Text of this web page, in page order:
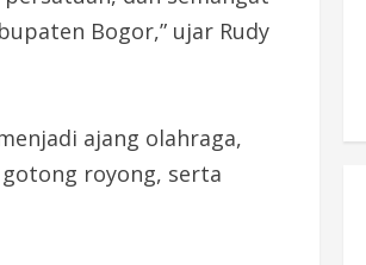
Bogor,” ujar Rudy
ajang olahraga,
royong, serta